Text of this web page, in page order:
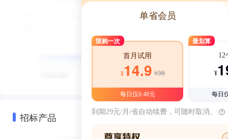
招标产品
单省会员
限购一次
首月试用
¥14.9 ¥39
每日仅0.48元
最划算
12
¥
每日
到期29元/月/省自动续费，可随时取消。